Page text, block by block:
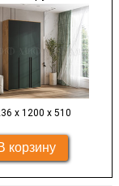
х 1200 х 510